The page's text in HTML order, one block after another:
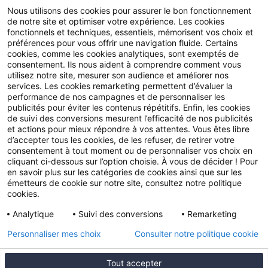
Blog
Guides
Fil AGIPI
L’actu pro de la semaine
Presse
FAQ
Nos autres sites
Fonds de dotation AGIPI
© 2025 AGIPI – Tous droits réservés Mentions
légales Politiques de confidentialité Politique
Cookie Accessibilité: partiellement conforme Plan du
Nous utilisons des cookies pour assurer le bon fonctionnement
de notre site et optimiser votre expérience. Les cookies
fonctionnels et techniques, essentiels, mémorisent vos choix et
préférences pour vous offrir une navigation fluide. Certains
cookies, comme les cookies analytiques, sont exemptés de
consentement. Ils nous aident à comprendre comment vous
utilisez notre site, mesurer son audience et améliorer nos
services. Les cookies remarketing permettent d’évaluer la
performance de nos campagnes et de personnaliser les
publicités pour éviter les contenus répétitifs. Enfin, les cookies
de suivi des conversions mesurent l’efficacité de nos publicités
et actions pour mieux répondre à vos attentes. Vous êtes libre
d’accepter tous les cookies, de les refuser, de retirer votre
consentement à tout moment ou de personnaliser vos choix en
cliquant ci-dessous sur l’option choisie. À vous de décider ! Pour
en savoir plus sur les catégories de cookies ainsi que sur les
émetteurs de cookie sur notre site, consultez notre politique
cookies.
Analytique
Suivi des conversions Remarketing
Tout accepter
Personnaliser mes choix Consulter notre politique cookie